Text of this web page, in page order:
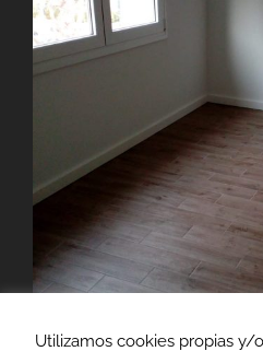
Utilizamos cookies propias y/